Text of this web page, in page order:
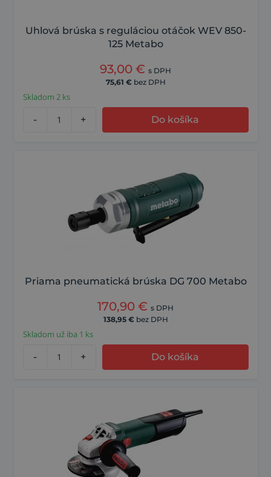
Uhlová brúska s reguláciou otáčok WEV 850-
125 Metabo
93,00 € s DPH
75,61 € bez DPH
Skladom 2 ks
- + Do košíka
Priama pneumatická brúska DG 700 Metabo
170,90 € s DPH
138,95 € bez DPH
Skladom už iba 1 ks
- + Do košíka